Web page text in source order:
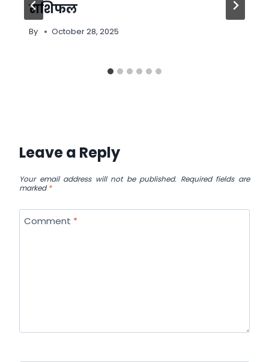
राशिफल
By October 28, 2025
Leave a Reply
Your email address will not be published. Required fields are
marked*
Comment *